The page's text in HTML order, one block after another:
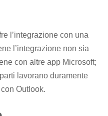
l’integrazione con una
l’integrazione non sia
con altre app Microsoft;
lavorano duramente
Outlook.